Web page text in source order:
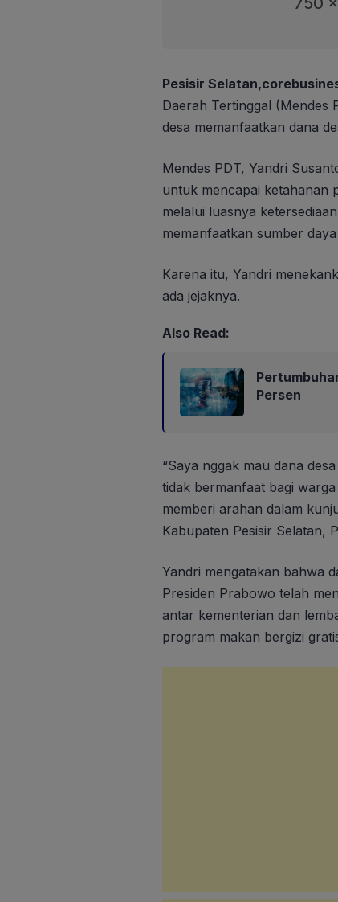
Pesisir
Daerah Tertinggal (Mendes
desa memanfaatkan dana
Mendes PDT, Yandri
untuk mencapai ketahanan
melalui luasnya
memanfaatkan sumber
Karena itu, Yandri
ada jejaknya.
Also Read:
Persen
“Saya nggak mau dana
tidak bermanfaat bagi
memberi arahan dalam
Kabupaten Pesisir Selatan,
Yandri mengatakan bahwa
Presiden Prabowo telah
antar kementerian dan
program makan bergizi